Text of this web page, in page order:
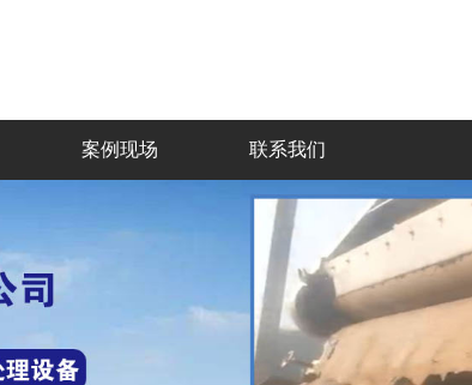
案例现场 联系我们